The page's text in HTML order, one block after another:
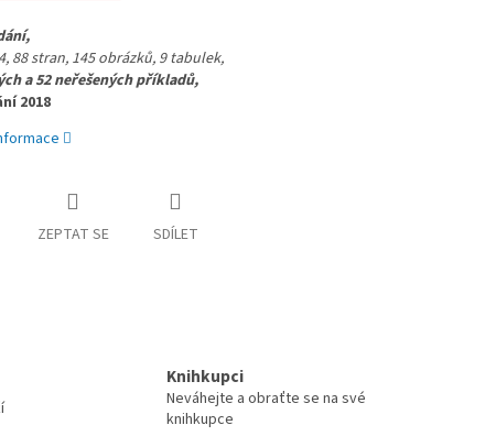
88 stran, 145 obrázků, 9 tabulek,
a 52 neřešených příkladů,
2018
ZEPTAT SE SDÍLET
Knihkupci
Neváhejte a obraťte se na své
knihkupce